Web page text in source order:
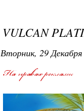
VULCAN
Вторник, 29